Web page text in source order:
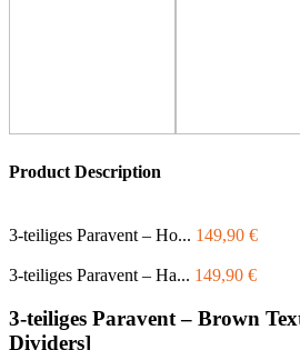
Product Description
3-teiliges Paravent – Ho... 149,90 €
3-teiliges Paravent – Ha... 149,90 €
3-teiliges Paravent – Brown
Dividers]